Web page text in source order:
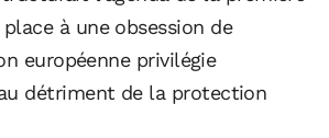
à une obsession de
européenne privilégie
détriment de la protection